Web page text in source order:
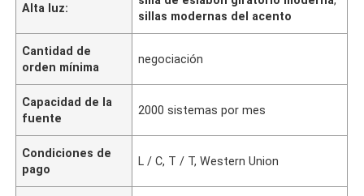
Alta luz:
sillas modernas del acento
Cantidad de
orden mínima
negociación
Capacidad de la
fuente
2000 sistemas por mes
Condiciones de
pago
L / C, T / T, Western Union